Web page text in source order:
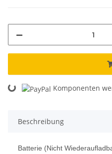
Loading... Komponenten
Beschreibung
Batterie (Nicht